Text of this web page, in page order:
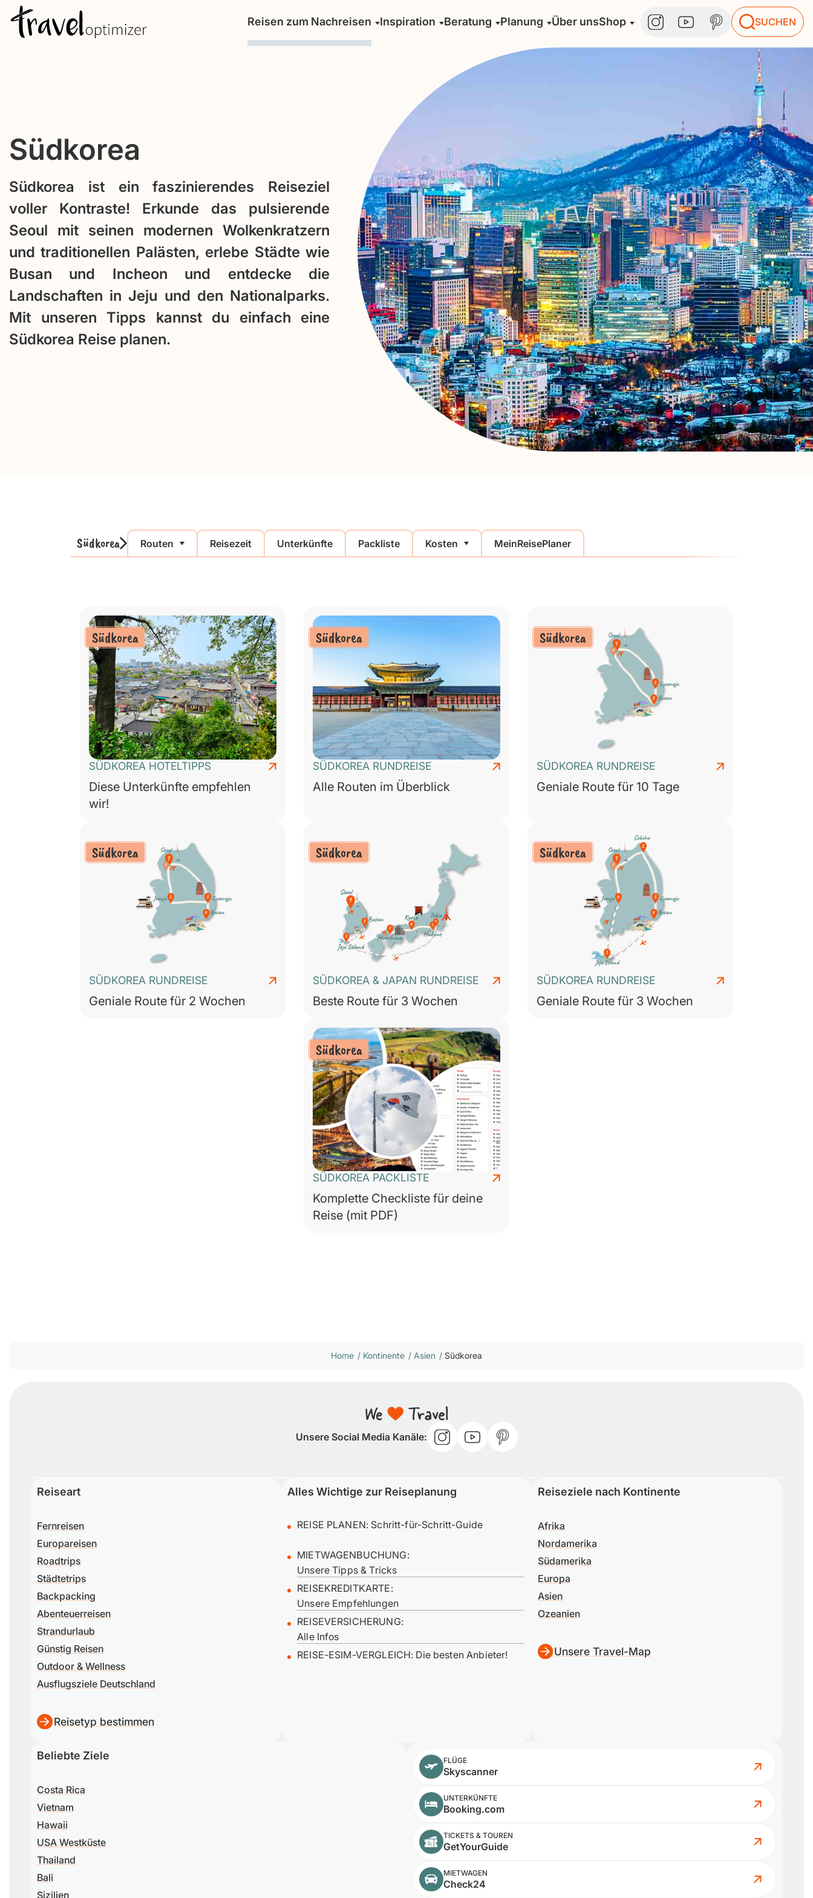
Reisen zum Nachreisen Inspiration Beratung Planung Über unsShop SUCHEN
Südkorea
Südkorea ist ein faszinierendes Reiseziel
voller Kontraste! Erkunde das pulsierende
Seoul mit seinen modernen Wolkenkratzern
und traditionellen Palästen, erlebe Städte wie
Busan und Incheon und entdecke die
Landschaften in Jeju und den Nationalparks.
Mit unseren Tipps kannst du einfach eine
Südkorea Reise planen.
Südkorea Routen Reisezeit Unterkünfte Packliste Kosten MeinReisePlaner
Südkorea
SÜDKOREA HOTELTIPPS
Diese Unterkünfte empfehlen
wir!
Südkorea
SÜDKOREA RUNDREISE
Alle Routen im Überblick
Südkorea
SÜDKOREA RUNDREISE
Geniale Route für 10 Tage
Südkorea
SÜDKOREA RUNDREISE
Geniale Route für 2 Wochen
Südkorea
SÜDKOREA & JAPAN RUNDREISE
Beste Route für 3 Wochen
Südkorea
SÜDKOREA RUNDREISE
Geniale Route für 3 Wochen
Südkorea
SÜDKOREA PACKLISTE
Komplette Checkliste für deine
Reise (mit PDF)
Home / Kontinente / Asien / Südkorea
Unsere Social Media Kanäle:
Reiseart
Fernreisen
Europareisen
Roadtrips
Städtetrips
Backpacking
Abenteuerreisen
Strandurlaub
Günstig Reisen
Outdoor & Wellness
Ausflugsziele Deutschland
Reisetyp bestimmen
Alles Wichtige zur Reiseplanung
REISE PLANEN: Schritt-für-Schritt-Guide
MIETWAGENBUCHUNG:
Unsere Tipps & Tricks
REISEKREDITKARTE:
Unsere Empfehlungen
REISEVERSICHERUNG:
Alle Infos
REISE-ESIM-VERGLEICH: Die besten Anbieter!
Reiseziele nach Kontinente
Afrika
Nordamerika
Südamerika
Europa
Asien
Ozeanien
Unsere Travel-Map
Beliebte Ziele
Costa Rica
Vietnam
Hawaii
USA Westküste
Thailand
Bali
Sizilien
FLÜGE
Skyscanner
UNTERKÜNFTE
Booking.com
TICKETS & TOUREN
GetYourGuide
MIETWAGEN
Check24